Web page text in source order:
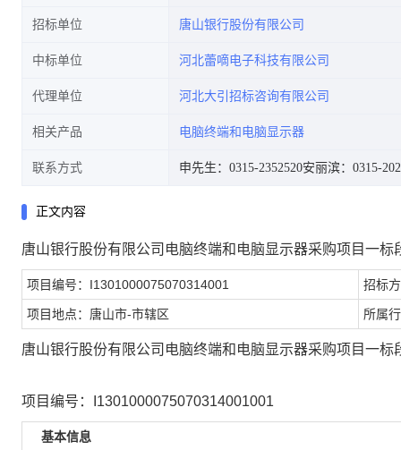
招标单位 唐山银行股份有限公司
中标单位 河北蕾嘀电子科技有限公司
代理单位 河北大引招标咨询有限公司
相关产品 电脑终端和电脑显示器
联系方式 申先生：0315-2352520安丽滨：0315-
正文内容
唐山银行股份有限公司电脑终端和电脑显示器采购项目一标
项目编号：I1301000075070314001 招标
项目地点：唐山市-市辖区 所属
唐山银行股份有限公司电脑终端和电脑显示器采购项目一标
项目编号：I1301000075070314001001
基本信息